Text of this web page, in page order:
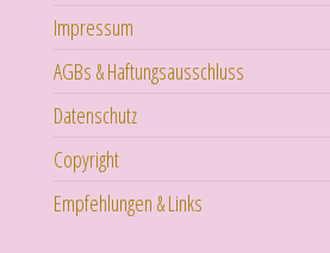
Impressum
AGBs & Haftungsausschluss
Datenschutz
Copyright
Empfehlungen & Links